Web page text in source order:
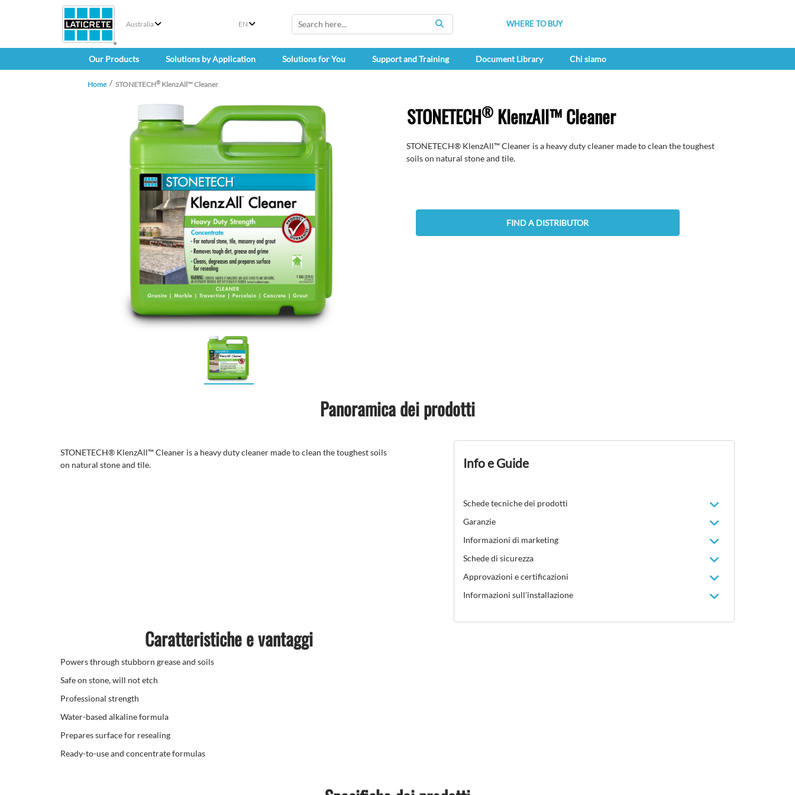
Australia EN
SEARCH
WHERE TO BUY
Our Products Solutions by Application Solutions for You Support and Training Document Library Chi siamo
Home STONETECH® KlenzAll™ Cleaner
STONETECH® KlenzAll™ Cleaner
STONETECH® KlenzAll™ Cleaner is a heavy duty cleaner made to clean the toughest
soils on natural stone and tile.
FIND A DISTRIBUTOR
Panoramica dei prodotti
STONETECH® KlenzAll™ Cleaner is a heavy duty cleaner made to clean the toughest soils
on natural stone and tile.
Info e Guide
Schede tecniche dei prodotti
Garanzie
Informazioni di marketing
Schede di sicurezza
Approvazioni e certificazioni
Informazioni sull'installazione
Caratteristiche e vantaggi
Powers through stubborn grease and soils
Safe on stone, will not etch
Professional strength
Water-based alkaline formula
Prepares surface for resealing
Ready-to-use and concentrate formulas